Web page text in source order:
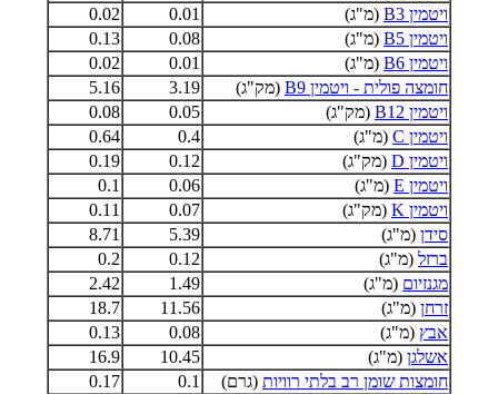
ויטמין B3
(מ"ג) 0.01
0.02
ויטמין B5
(מ"ג) 0.08
0.13
ויטמין B6
(מ"ג) 0.01
0.02
חומצה פולית - ויטמין B9
(מק"ג) 3.19
5.16
ויטמין B12
(מק"ג) 0.05
0.08
ויטמין C
(מ"ג) 0.4
0.64
ויטמין D
(מק"ג) 0.12
0.19
ויטמין E
(מ"ג) 0.06
0.1
ויטמין K
(מק"ג) 0.07
0.11
סידן (מ"ג) 5.39
8.71
ברזל (מ"ג) 0.12
0.2
מגנזיום (מ"ג) 1.49
2.42
זרחן (מ"ג) 11.56
18.7
אבץ (מ"ג) 0.08
0.13
אשלגן (מ"ג) 10.45
16.9
חומצות שומן רב בלתי רוויות (גרם) 0.1
0.17